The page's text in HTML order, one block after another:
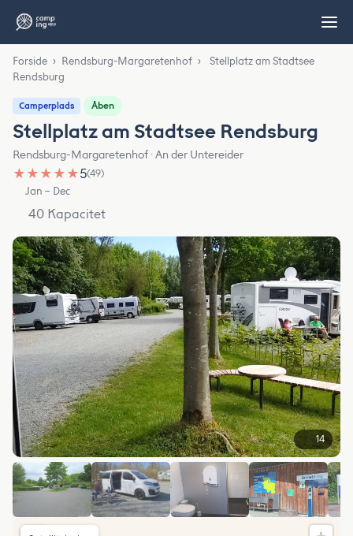
Forside › Rendsburg-Margaretenhof ›
Stellplatz am Stadtsee
Rendsburg
Camperplads Åben
Stellplatz am Stadtsee Rendsburg
Rendsburg-Margaretenhof · An der Untereider
★ ★ ★ ★ ★5(49)
Jan – Dec
40 Kapacitet
14